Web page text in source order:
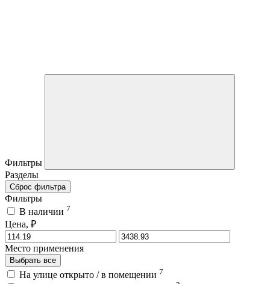
Фильтры
Разделы
Сброс фильтра
Фильтры
В наличии 7
Цена, ₽
Место применения
Выбрать все
На улице открыто / в помещении 7